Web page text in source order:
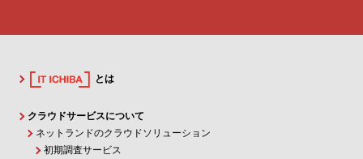
とは
クラウドサービスについて
ネットランドのクラウドソリューション
初期調査サービス